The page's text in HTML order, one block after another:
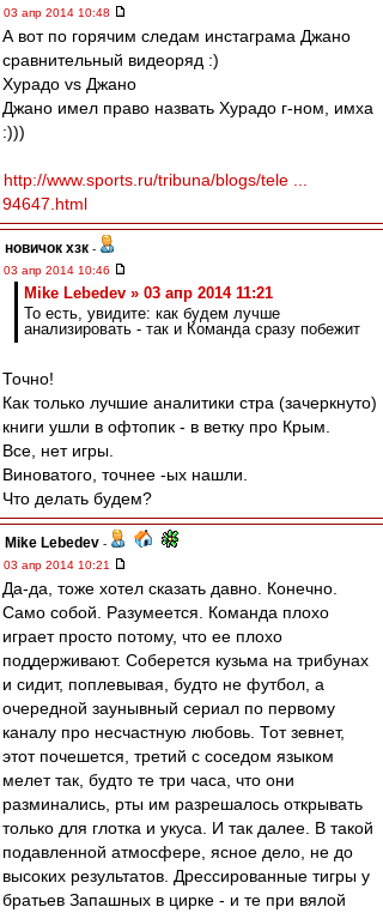
03 апр 2014 10:48
А вот по горячим следам инстаграма Джано
сравнительный видеоряд :)
Хурадо vs Джано
Джано имел право назвать Хурадо г-ном, имха
:)))
http://www.sports.ru/tribuna/blogs/tele ...
94647.html
новичок хзк -
03 апр 2014 10:46
Mike Lebedev » 03 апр 2014 11:21
То есть, увидите: как будем лучше
анализировать - так и Команда сразу побежит
Точно!
Как только лучшие аналитики стра (зачеркнуто)
книги ушли в офтопик - в ветку про Крым.
Все, нет игры.
Виноватого, точнее -ых нашли.
Что делать будем?
Mike Lebedev -
03 апр 2014 10:21
Да-да, тоже хотел сказать давно. Конечно.
Само собой. Разумеется. Команда плохо
играет просто потому, что ее плохо
поддерживают. Соберется кузьма на трибунах
и сидит, поплевывая, будто не футбол, а
очередной заунывный сериал по первому
каналу про несчастную любовь. Тот зевнет,
этот почешется, третий с соседом языком
мелет так, будто те три часа, что они
разминались, рты им разрешалось открывать
только для глотка и укуса. И так далее. В такой
подавленной атмосфере, ясное дело, не до
высоких результатов. Дрессированные тигры у
братьев Запашных в цирке - и те при вялой